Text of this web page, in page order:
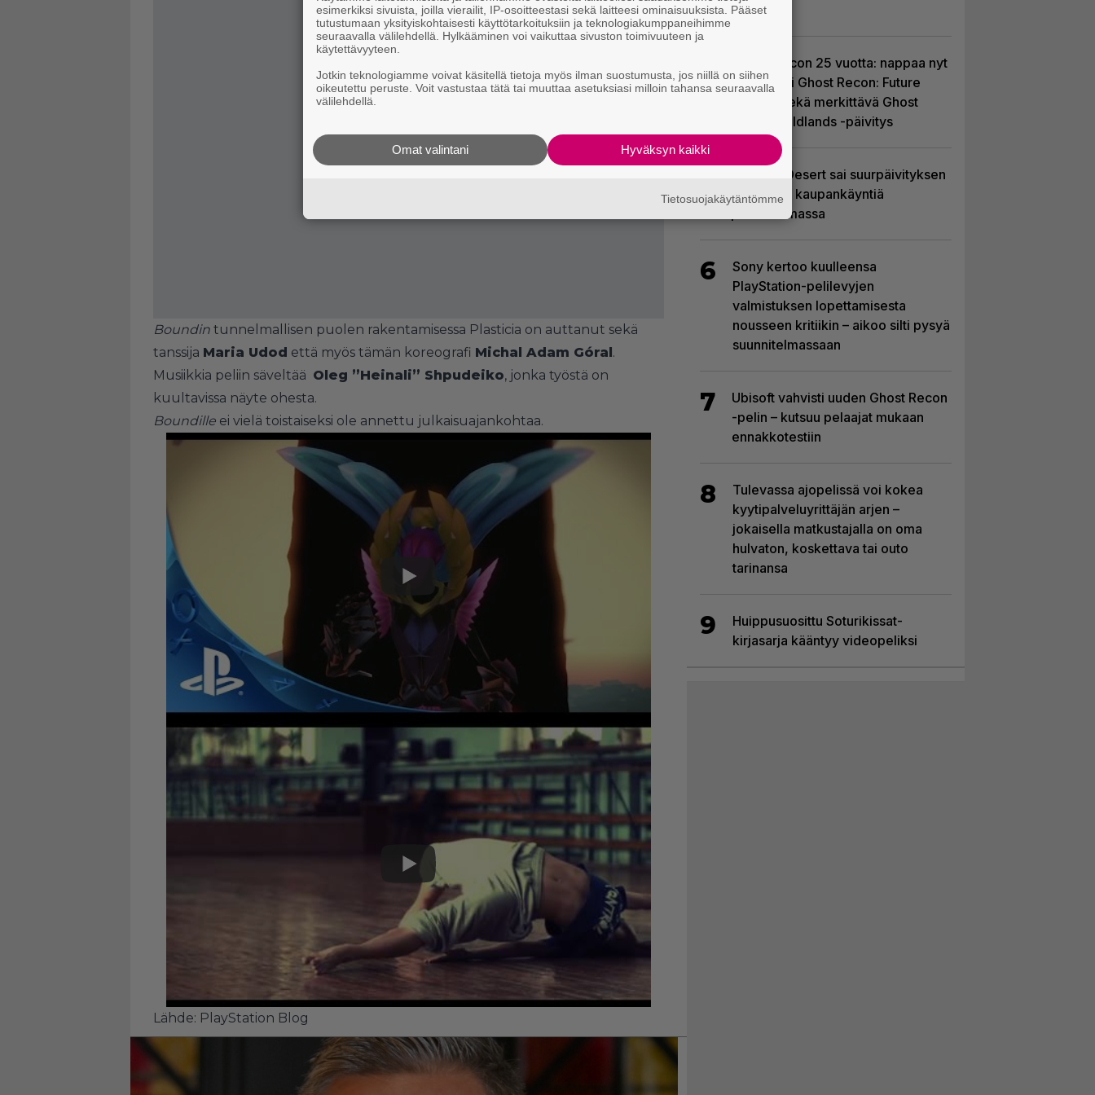
Boundin tunnelmallisen puolen rakentamisessa Plasticia on auttanut sekä
tanssija Maria Udod että myös tämän koreografi Michal Adam Góral.
Musiikkia peliin säveltää Oleg ”Heinali” Shpudeiko, jonka työstä on
kuultavissa näyte ohesta.
Boundille ei vielä toistaiseksi ole annettu julkaisuajankohtaa.
Lähde: PlayStation Blog
ympärille
4
Ghost Recon 25 vuotta: nappaa nyt
ilmaiseksi Ghost Recon: Future
Soldier sekä merkittävä Ghost
Recon Wildlands -päivitys
Crimson Desert sai suurpäivityksen
– uudistaa kaupankäyntiä
pelimaailmassa
6
Sony kertoo kuulleensa
PlayStation-pelilevyjen
valmistuksen lopettamisesta
nousseen kritiikin – aikoo silti pysyä
suunnitelmassaan
7
Ubisoft vahvisti uuden Ghost Recon
-pelin – kutsuu pelaajat mukaan
ennakkotestiin
8
Tulevassa ajopelissä voi kokea
kyytipalveluyrittäjän arjen –
jokaisella matkustajalla on oma
hulvaton, koskettava tai outo
tarinansa
9
Huippusuosittu Soturikissat-
kirjasarja kääntyy videopeliksi
esimerkiksi sivuista, joilla vierailit, IP-osoitteestasi sekä laitteesi ominaisuuksista. Pääset
tutustumaan yksityiskohtaisesti käyttötarkoituksiin ja teknologiakumppaneihimme
seuraavalla välilehdellä. Hylkääminen voi vaikuttaa sivuston toimivuuteen ja
käytettävyyteen.
Jotkin teknologiamme voivat käsitellä tietoja myös ilman suostumusta, jos niillä on siihen
oikeutettu peruste. Voit vastustaa tätä tai muuttaa asetuksiasi milloin tahansa seuraavalla
välilehdellä.
Hyväksyn kaikki
Omat valintani
Tietosuojakäytäntömme